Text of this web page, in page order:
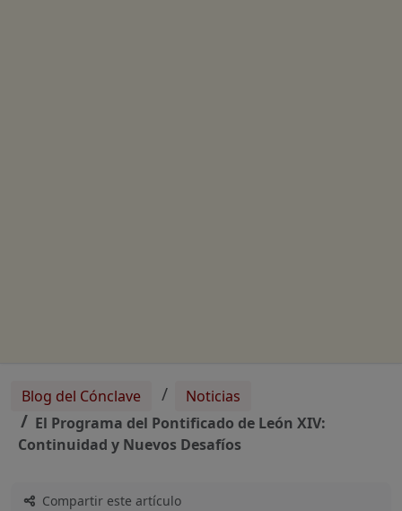
Blog del Cónclave
Noticias
El Programa del Pontificado de León XIV:
Continuidad y Nuevos Desafíos
Compartir este artículo